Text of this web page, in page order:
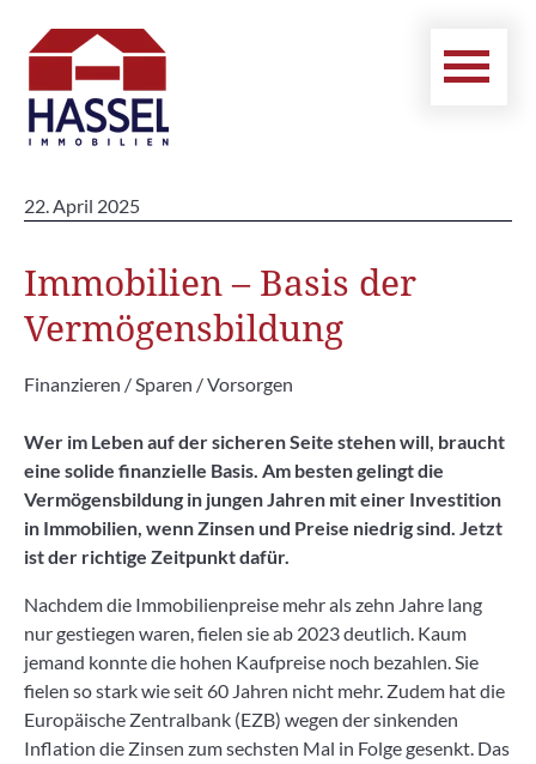
22. April 2025
Immobilien – Basis der
Vermögensbildung
Finanzieren / Sparen / Vorsorgen
Wer im Leben auf der sicheren Seite stehen will, braucht
eine solide finanzielle Basis. Am besten gelingt die
Vermögensbildung in jungen Jahren mit einer Investition
in Immobilien, wenn Zinsen und Preise niedrig sind. Jetzt
ist der richtige Zeitpunkt dafür.
Nachdem die Immobilienpreise mehr als zehn Jahre lang
nur gestiegen waren, fielen sie ab 2023 deutlich. Kaum
jemand konnte die hohen Kaufpreise noch bezahlen. Sie
fielen so stark wie seit 60 Jahren nicht mehr. Zudem hat die
Europäische Zentralbank (EZB) wegen der sinkenden
Inflation die Zinsen zum sechsten Mal in Folge gesenkt. Das